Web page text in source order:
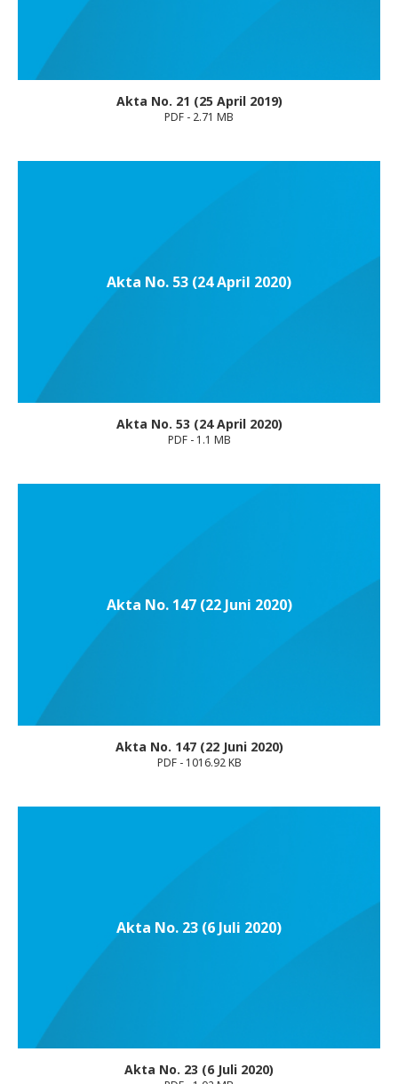
Akta No. 21 (25 April 2019)
PDF - 2.71 MB
Akta No. 53 (24 April 2020)
Akta No. 53 (24 April 2020)
PDF - 1.1 MB
Akta No. 147 (22 Juni 2020)
Akta No. 147 (22 Juni 2020)
PDF - 1016.92 KB
Akta No. 23 (6 Juli 2020)
Akta No. 23 (6 Juli 2020)